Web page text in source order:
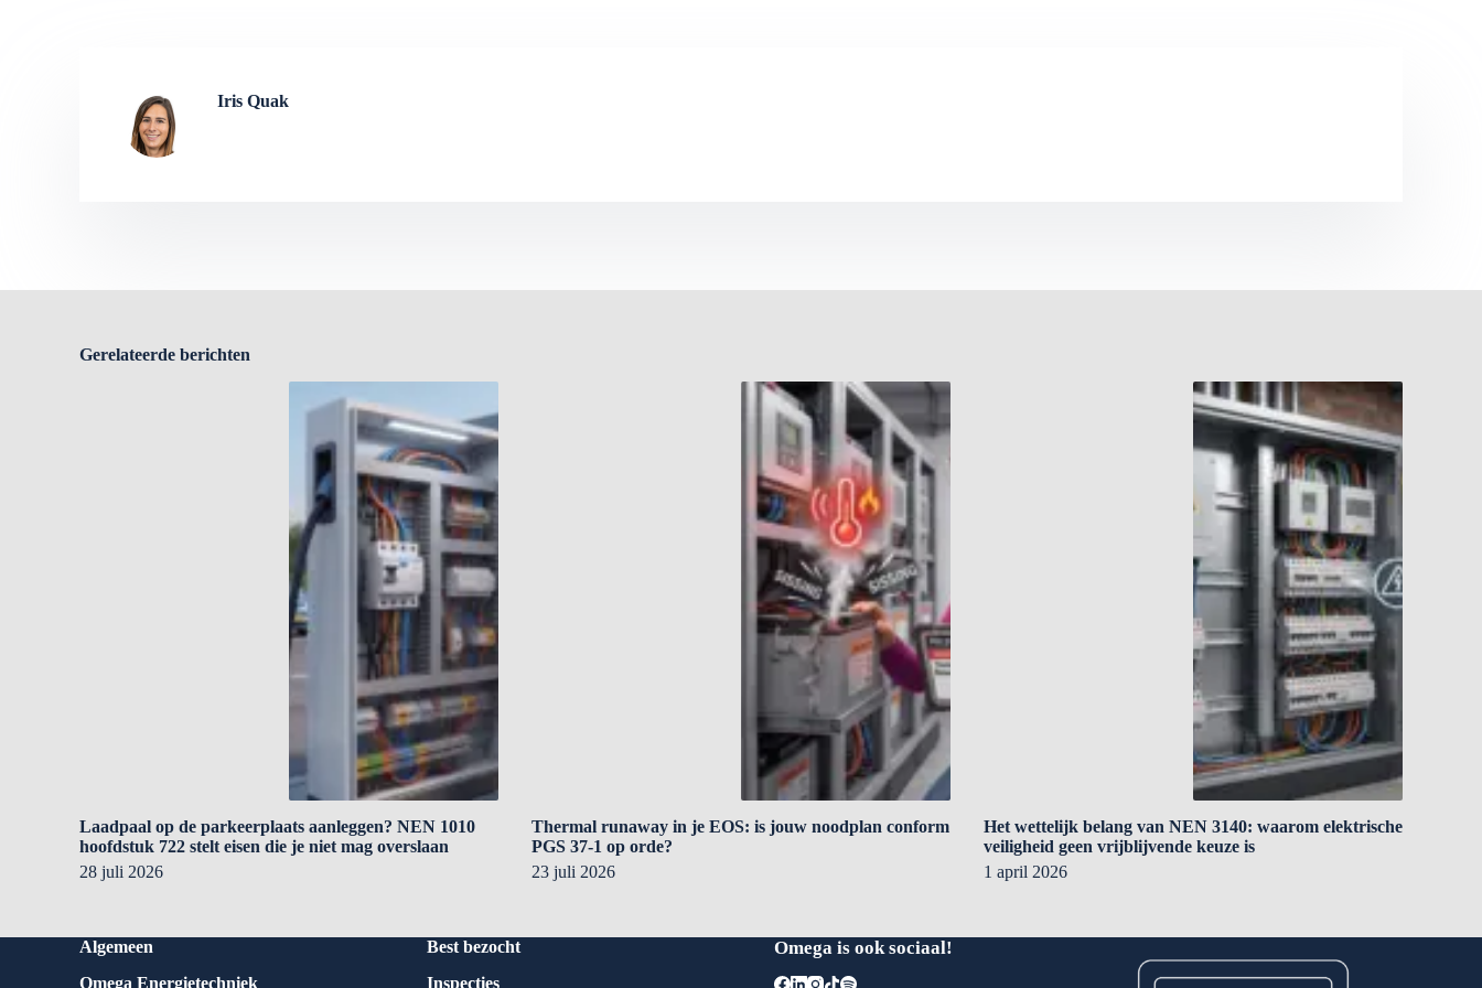
Iris Quak
Gerelateerde berichten
Laadpaal op de parkeerplaats aanleggen? NEN 1010
hoofdstuk 722 stelt eisen die je niet mag overslaan
28 juli 2026
Thermal runaway in je EOS: is jouw noodplan conform
PGS 37-1 op orde?
23 juli 2026
Het wettelijk belang van NEN 3140: waarom elektrische
veiligheid geen vrijblijvende keuze is
1 april 2026
Algemeen
Omega Energietechniek
Best bezocht
Inspecties
Omega is ook sociaal!